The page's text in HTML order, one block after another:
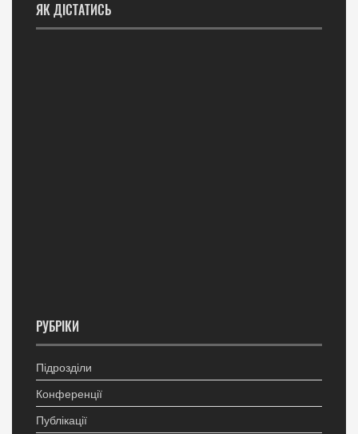
ЯК ДІСТАТИСЬ
РУБРІКИ
Підрозділи
Конференції
Публікації